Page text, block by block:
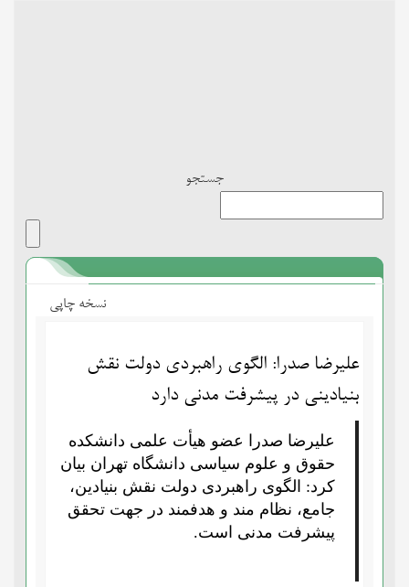
جستجو
نسخه چاپی
علیرضا صدرا: الگوی راهبردی دولت نقش
بنیادینی در پیشرفت مدنی دارد
علیرضا صدرا عضو هیأت علمی دانشکده
حقوق و علوم سیاسی دانشگاه تهران بیان
کرد: الگوی راهبردی دولت نقش بنیادین،
جامع، نظام مند و هدفمند در جهت تحقق
پیشرفت مدنی است.